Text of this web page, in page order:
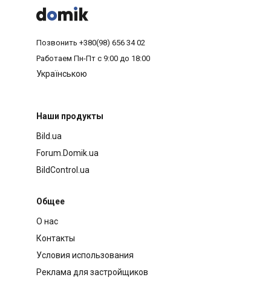



Позвонить +380(98) 656 34 02
Работаем Пн-Пт с 9:00 до 18:00
Українською
Наши продукты
Bild.ua
Forum.Domik.ua
BildControl.ua
Общее
О нас
Контакты
Условия использования
Реклама для застройщиков